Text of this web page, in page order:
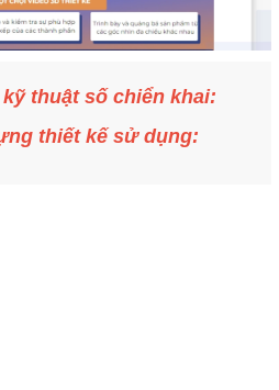
thuật số chiển khai:
thiết kế sử dụng: